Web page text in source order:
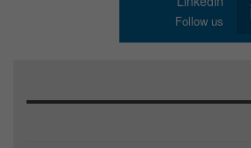
Follow us